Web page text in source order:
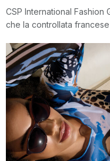
CSP International Fashion
che la controllata francese